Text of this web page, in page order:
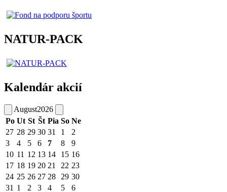
NATUR-PACK
Kalendár akcií
August2026
Po Ut St Št Pia So Ne
27 28 29 30 31 1
2
3
4 5 6 7 8
9
10 11 12 13 14 15 16
17 18 19 20 21 22 23
24 25 26 27 28 29 30
31 1 2 3 4 5 6